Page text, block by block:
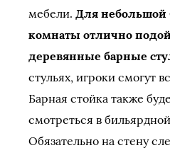
мебели. Для небольшой
комнаты отлично
деревянные барные
стульях, игроки смогут
Барная стойка также
смотреться в
Обязательно на стену